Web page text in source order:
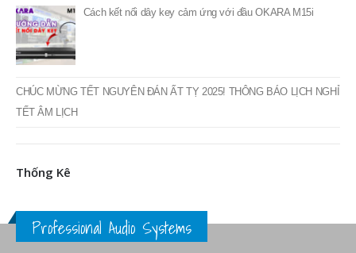
Cách kết nối dây key cảm ứng với đầu OKARA M15i
CHÚC MỪNG TẾT NGUYÊN ĐÁN ẤT TỴ 2025! THÔNG BÁO LỊCH NGHỈ
TẾT ÂM LỊCH
Thống Kê
Professional Audio Systems